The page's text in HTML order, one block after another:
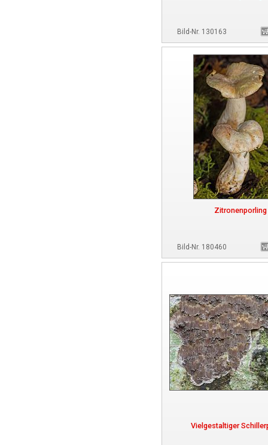
Bild-Nr. 130163
Zitronenporling
Bild-Nr. 180460
Vielgestaltiger